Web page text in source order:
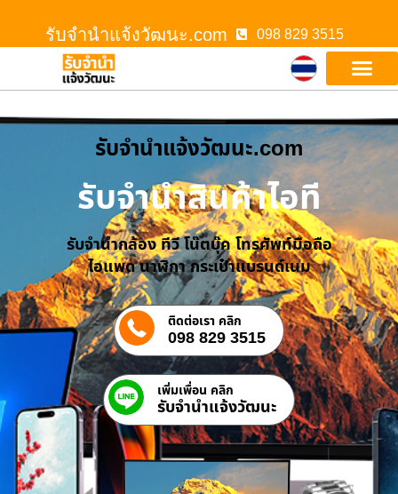
รับจํานําแจ้งวัฒนะ.com 098 829 3515
รับจํานําแจ้งวัฒนะ.com
รับจำนำสินค้าไอที
รับจำนำกล้อง ทีวี โน๊ตบุ๊ค โทรศัพท์มือถือ
ไอแพด นาฬิกา กระเป๋าแบรนด์เนม
ติดต่อเรา คลิก
098 829 3515
เพิ่มเพื่อน คลิก
รับจํานําแจ้งวัฒนะ